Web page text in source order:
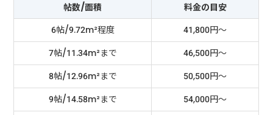
帖数/面積
料金の目安
6帖/9.72m²程度
41,800円～
7帖/11.34m²まで
46,500円～
8帖/12.96m²まで
50,500円～
9帖/14.58m²まで
54,000円～